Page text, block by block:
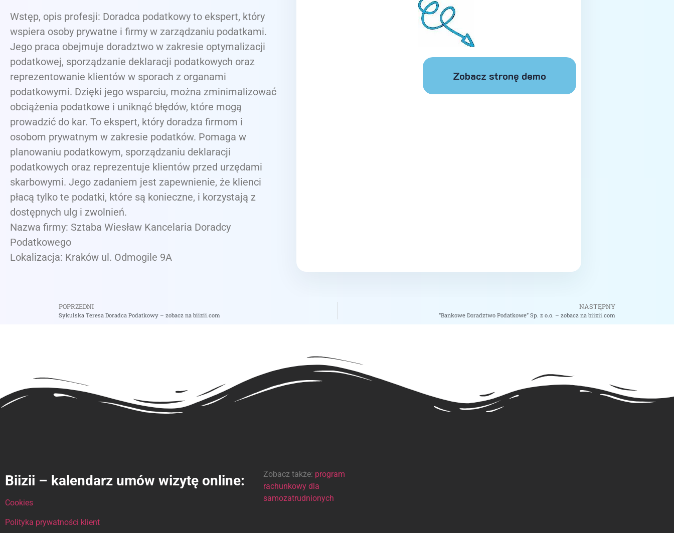
Wstęp, opis profesji: Doradca podatkowy to ekspert, który
wspiera osoby prywatne i firmy w zarządzaniu podatkami.
Jego praca obejmuje doradztwo w zakresie optymalizacji
podatkowej, sporządzanie deklaracji podatkowych oraz
reprezentowanie klientów w sporach z organami
podatkowymi. Dzięki jego wsparciu, można zminimalizować
obciążenia podatkowe i uniknąć błędów, które mogą
prowadzić do kar. To ekspert, który doradza firmom i
osobom prywatnym w zakresie podatków. Pomaga w
planowaniu podatkowym, sporządzaniu deklaracji
podatkowych oraz reprezentuje klientów przed urzędami
skarbowymi. Jego zadaniem jest zapewnienie, że klienci
płacą tylko te podatki, które są konieczne, i korzystają z
dostępnych ulg i zwolnień.
Nazwa firmy: Sztaba Wiesław Kancelaria Doradcy
Podatkowego
Lokalizacja: Kraków ul. Odmogile 9A
Zobacz stronę demo
POPRZEDNI
Sykulska Teresa Doradca Podatkowy – zobacz na biizii.com
NASTĘPNY
“Bankowe Doradztwo Podatkowe” Sp. z o.o. – zobacz na biizii.com
Biizii – kalendarz umów wizytę online:
Cookies
Polityka prywatności klient
Zobacz także: program
rachunkowy dla
samozatrudnionych